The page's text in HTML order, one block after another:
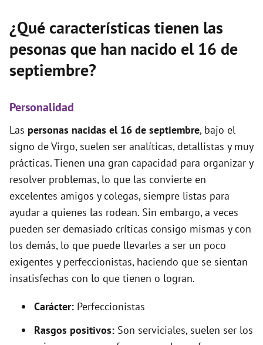
¿Qué características tienen las
pesonas que han nacido el 16 de
septiembre?
Personalidad
Las personas nacidas el 16 de septiembre, bajo el
signo de Virgo, suelen ser analíticas, detallistas y muy
prácticas. Tienen una gran capacidad para organizar y
resolver problemas, lo que las convierte en
excelentes amigos y colegas, siempre listas para
ayudar a quienes las rodean. Sin embargo, a veces
pueden ser demasiado críticas consigo mismas y con
los demás, lo que puede llevarles a ser un poco
exigentes y perfeccionistas, haciendo que se sientan
insatisfechas con lo que tienen o logran.
Carácter: Perfeccionistas
Rasgos positivos: Son serviciales, suelen ser los